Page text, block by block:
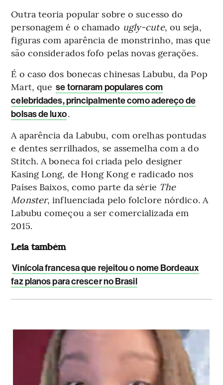
Outra teoria popular sobre o sucesso do
personagem é o chamado ugly-cute, ou seja,
figuras com aparência de monstrinho, mas que
são considerados fofo pelas novas gerações.
É o caso dos bonecas chinesas Labubu, da Pop
Mart, que se tornaram populares com
celebridades, principalmente como adereço de
bolsas de luxo.
A aparência da Labubu, com orelhas pontudas
e dentes serrilhados, se assemelha com a do
Stitch. A boneca foi criada pelo designer
Kasing Long, de Hong Kong e radicado nos
Países Baixos, como parte da série The
Monster, influenciada pelo folclore nórdico. A
Labubu começou a ser comercializada em
2015.
Leia também
Vinícola francesa que rejeitou o nome Bordeaux
faz planos para crescer no Brasil